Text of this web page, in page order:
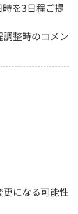
を3日程ご提
整時のコメン
になる可能性